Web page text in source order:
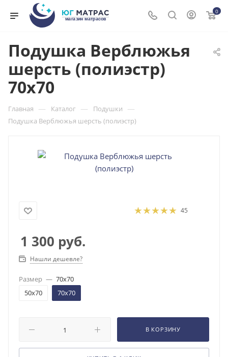
0
Подушка Верблюжья
шерсть (полиэстр)
70x70
Главная — Каталог — Подушки —
Подушка Верблюжья шерсть (полиэстр)
45
1 300 руб.
Нашли дешевле?
Размер — 70x70
50x70
70x70
В КОРЗИНУ